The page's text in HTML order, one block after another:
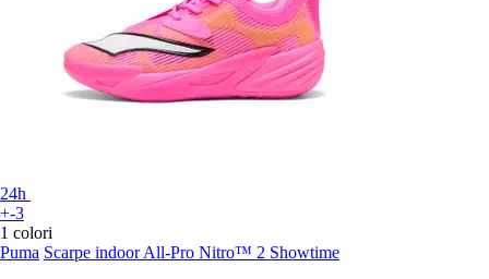
24h
+-3
1 colori
Puma Scarpe indoor All-Pro Nitro™ 2 Showtime